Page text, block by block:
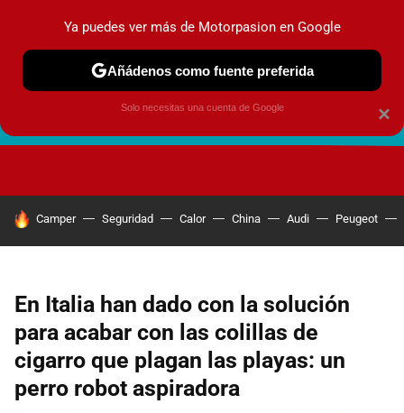
HOY SE HABLA DE
Camper Seguridad Calor China Audi Peugeot
En Italia han dado con la solución
para acabar con las colillas de
cigarro que plagan las playas: un
perro robot aspiradora
×
Ya puedes ver más de Motorpasion en Google
Añádenos como fuente preferida
Solo necesitas una cuenta de Google